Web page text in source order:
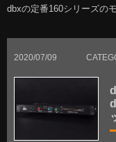
dbxの定番160シリーズの
2020/07/09